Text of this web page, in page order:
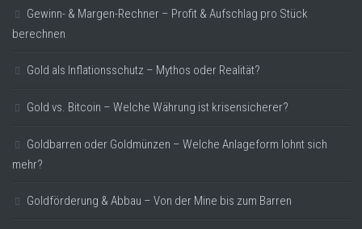
Gewinn- & Margen-Rechner – Profit & Aufschlag pro Stück
berechnen
Gold als Inflationsschutz – Mythos oder Realität?
Gold vs. Bitcoin – Welche Währung ist krisensicherer?
Goldbarren oder Goldmünzen – Welche Anlageform lohnt sich
mehr?
Goldförderung & Abbau – Von der Mine bis zum Barren